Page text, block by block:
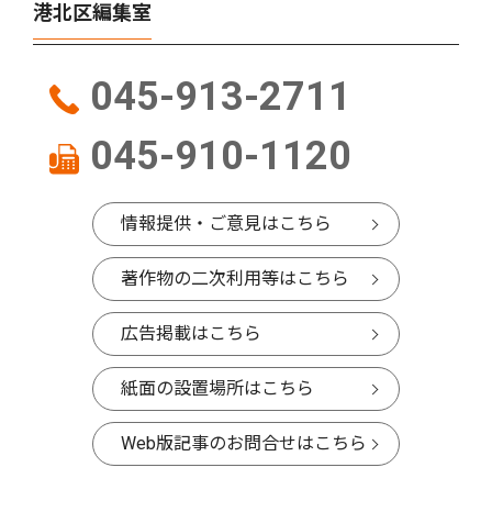
港北区編集室
045-913-2711
045-910-1120
情報提供・ご意見はこちら
著作物の二次利用等はこちら
広告掲載はこちら
紙面の設置場所はこちら
Web版記事のお問合せはこちら